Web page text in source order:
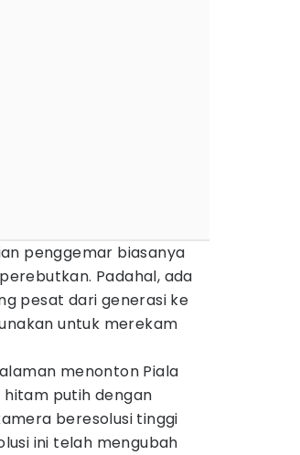
penggemar biasanya
Padahal, ada
pesat dari generasi ke
untuk merekam
menonton Piala
hitam putih dengan
beresolusi tinggi
ini telah mengubah